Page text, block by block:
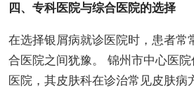
四、专科医院与综合医院的选择
在选择银屑病就诊医院时，患者常
合医院之间犹豫。 锦州市中心医
医院，其皮肤科在诊治常见皮肤病